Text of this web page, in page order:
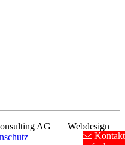
Kontakt
AG Webdesign